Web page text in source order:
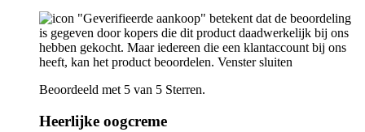
"Geverifieerde aankoop" betekent dat de beoordeling
is gegeven door kopers die dit product daadwerkelijk bij ons
hebben gekocht. Maar iedereen die een klantaccount bij ons
heeft, kan het product beoordelen. Venster sluiten
Beoordeeld met 5 van 5 Sterren.
Heerlijke oogcreme